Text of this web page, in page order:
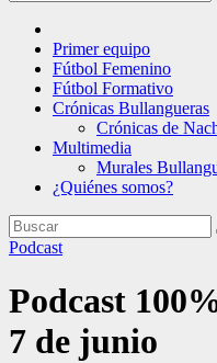
Primer equipo
Fútbol Femenino
Fútbol Formativo
Crónicas Bullangueras
Crónicas de
Multimedia
Murales
¿Quiénes somos?
Podcast
Podcast
7 de junio